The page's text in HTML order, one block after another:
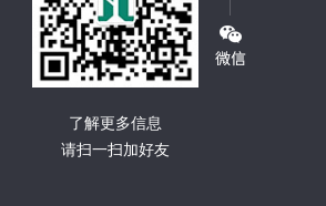
了解更多信息
请扫一扫加好友